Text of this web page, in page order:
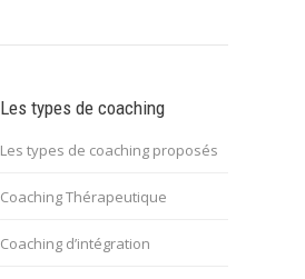
Les types de coaching
Les types de coaching proposés
Coaching Thérapeutique
Coaching d’intégration